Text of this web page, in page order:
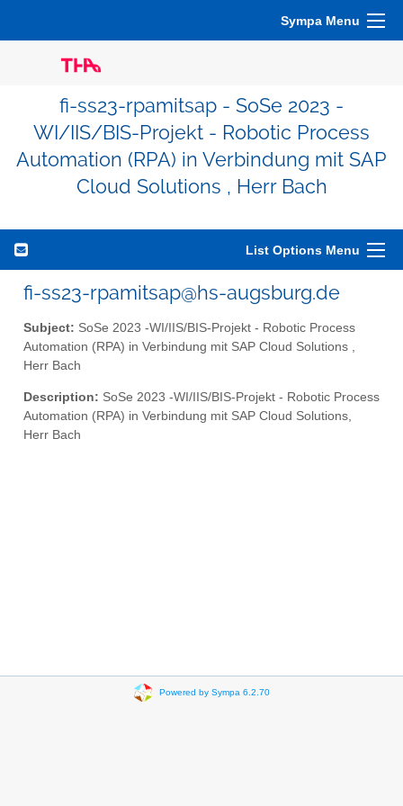
Sympa Menu
fi-ss23-rpamitsap - SoSe 2023 -
WI/IIS/BIS-Projekt - Robotic Process
Automation (RPA) in Verbindung mit SAP
Cloud Solutions , Herr Bach
List Options Menu
fi-ss23-rpamitsap@hs-augsburg.de
Subject: SoSe 2023 -WI/IIS/BIS-Projekt - Robotic Process
Automation (RPA) in Verbindung mit SAP Cloud Solutions ,
Herr Bach
Description: SoSe 2023 -WI/IIS/BIS-Projekt - Robotic Process
Automation (RPA) in Verbindung mit SAP Cloud Solutions,
Herr Bach
Powered by Sympa 6.2.70